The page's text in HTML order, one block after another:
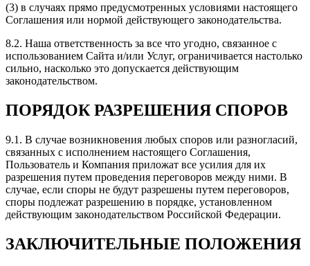
(3) в случаях прямо предусмотренных условиями настоящего
Соглашения или нормой действующего законодательства.
8.2. Наша ответственность за все что угодно, связанное с
использованием Сайта и/или Услуг, ограничивается настолько
сильно, насколько это допускается действующим
законодательством.
ПОРЯДОК РАЗРЕШЕНИЯ СПОРОВ
9.1. В случае возникновения любых споров или разногласий,
связанных с исполнением настоящего Соглашения,
Пользователь и Компания приложат все усилия для их
разрешения путем проведения переговоров между ними. В
случае, если споры не будут разрешены путем переговоров,
споры подлежат разрешению в порядке, установленном
действующим законодательством Российской Федерации.
ЗАКЛЮЧИТЕЛЬНЫЕ ПОЛОЖЕНИЯ